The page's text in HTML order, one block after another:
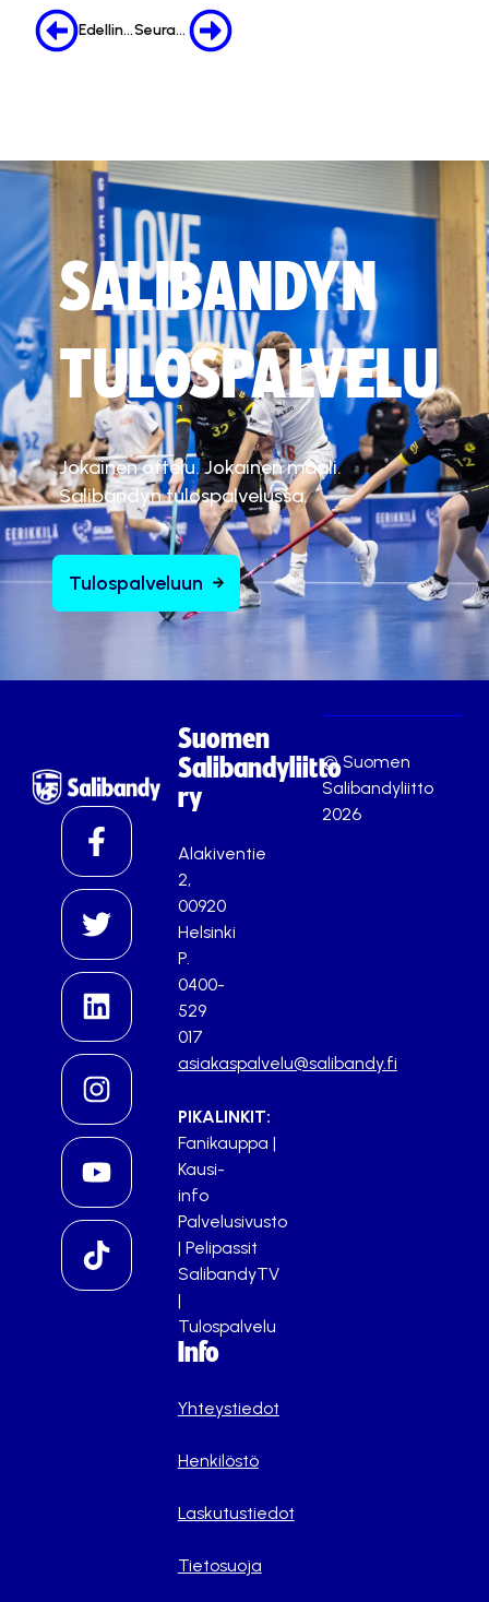
Edellinen Seuraava
SALIBANDYN
TULOSPALVELU
Jokainen ottelu. Jokainen maali.
Salibandyn tulospalvelussa.
Tulospalveluun
Suomen
Salibandyliitto
ry
Alakiventie
2,
00920
Helsinki
P.
0400-
529
017
asiakaspalvelu@salibandy.fi
PIKALINKIT:
Fanikauppa |
Kausi-
info
Palvelusivusto
| Pelipassit
SalibandyTV
|
Tulospalvelu
Info
Yhteystiedot
Henkilöstö
Laskutustiedot
Tietosuoja
© Suomen
Salibandyliitto
2026